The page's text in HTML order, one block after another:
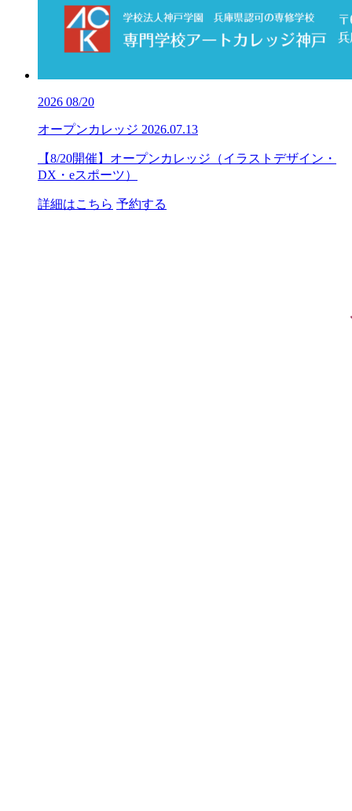
2026 08/20
オープンカレッジ 2026.07.13
【8/20開催】オープンカレッジ（イラストデザイン・
DX・eスポーツ）
詳細はこちら 予約する